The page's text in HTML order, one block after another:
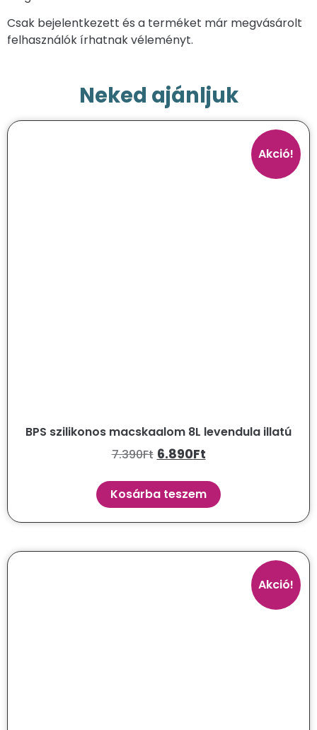
Csak bejelentkezett és a terméket már megvásárolt
felhasználók írhatnak véleményt.
Neked ajánljuk
Akció!
BPS szilikonos macskaalom 8L levendula illatú
7.390Ft 6.890Ft
Kosárba teszem
Akció!